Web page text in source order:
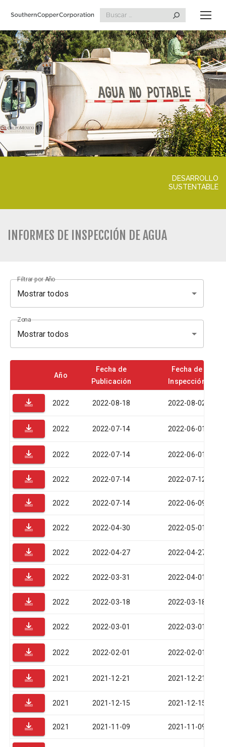
Search:
DESARROLLO
SUSTENTABLE
INFORMES DE INSPECCIÓN DE AGUA
Filtrar por Año
Mostrar todos
Zona
Mostrar todos
Año
Fecha de
Publicación
Fecha de
Inspección
2022 2022-08-18 2022-08-02
2022 2022-07-14 2022-06-01
2022 2022-07-14 2022-06-01
2022 2022-07-14 2022-07-12
2022 2022-07-14 2022-06-09
2022 2022-04-30 2022-05-01
2022 2022-04-27 2022-04-27
2022 2022-03-31 2022-04-01
2022 2022-03-18 2022-03-18
2022 2022-03-01 2022-03-01
2022 2022-02-01 2022-02-01
2021 2021-12-21 2021-12-21
2021 2021-12-15 2021-12-15
2021 2021-11-09 2021-11-09